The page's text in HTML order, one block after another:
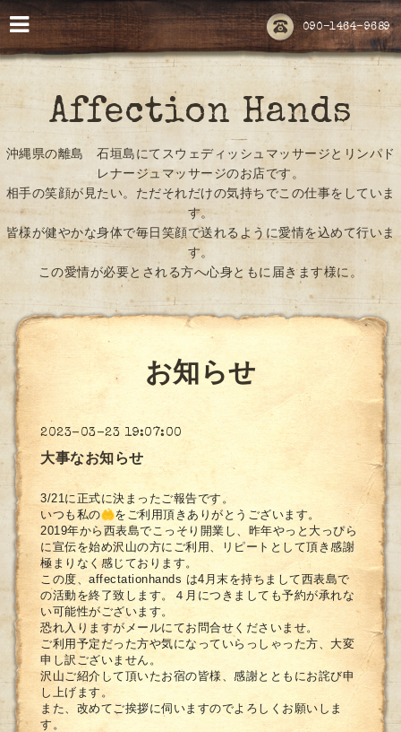
090-1464-9689
Affection Hands
沖縄県の離島 石垣島にてスウェディッシュマッサージとリンパド
レナージュマッサージのお店です。
相手の笑顔が見たい。ただそれだけの気持ちでこの仕事をしていま
す。
皆様が健やかな身体で毎日笑顔で送れるように愛情を込めて行いま
す。
この愛情が必要とされる方へ心身ともに届きます様に。
お知らせ
2023-03-23 19:07:00
大事なお知らせ
3/21に正式に決まったご報告です。
いつも私の
をご利用頂きありがとうございます。
2019年から西表島でこっそり開業し、 昨年やっと大っぴら
に宣伝を始め沢山の方にご利用、
リピートとして頂き感謝
極まりなく感じております。
この度、affectationhands は4月末を持ちまして西表島で
の活動を終了致します。４月につきましても予約が承れな
い可能性がございます。
恐れ入りますがメールにてお問合せくださいませ。
ご利用予定だった方や気になっていらっしゃった方、 大変
申し訳ございません。
沢山ご紹介して頂いたお宿の皆様、感謝とともにお詫び申
し上げます。
また、改めてご挨拶に伺いますのでよろしくお願いしま
す。